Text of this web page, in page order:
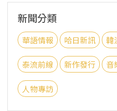
新聞分類
華語情報 哈日新訊 韓
泰流前線 新作發行 音
人物專訪